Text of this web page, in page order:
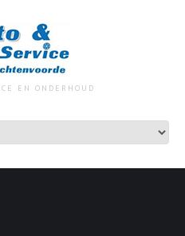
EN ONDERHOUD